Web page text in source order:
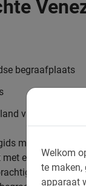
Welkom
te maken,
apparaat
begraafplaats
van de lagoon
met de fietsen
met een boottocht
gedeelte